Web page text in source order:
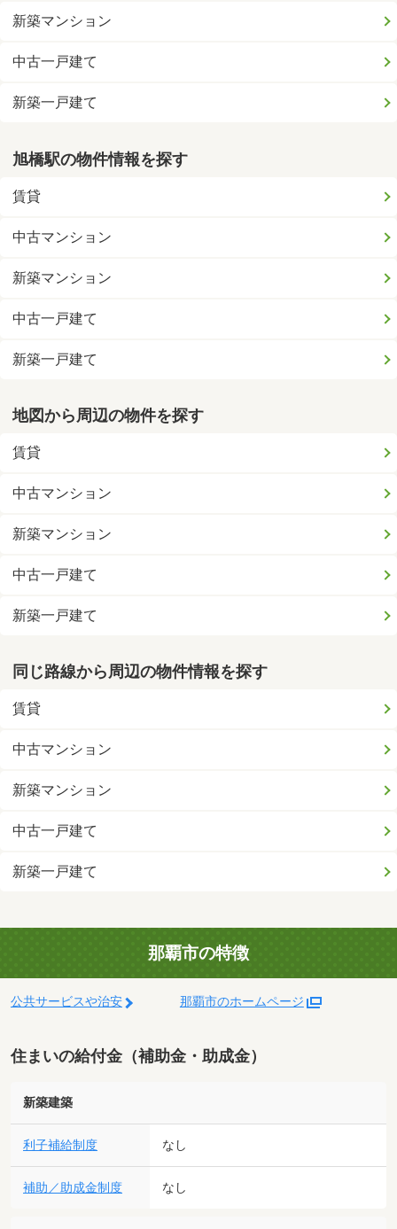
新築マンション
中古一戸建て
新築一戸建て
旭橋駅の物件情報を探す
賃貸
中古マンション
新築マンション
中古一戸建て
新築一戸建て
地図から周辺の物件を探す
賃貸
中古マンション
新築マンション
中古一戸建て
新築一戸建て
同じ路線から周辺の物件情報を探す
賃貸
中古マンション
新築マンション
中古一戸建て
新築一戸建て
那覇市の特徴
公共サービスや治安 那覇市のホームページ
住まいの給付金（補助金・助成金）
新築建築
利子補給制度 なし
補助／助成金制度 なし